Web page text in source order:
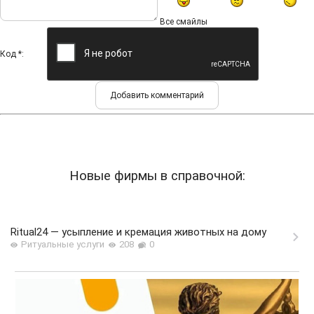
Все смайлы
Код *:
Новые фирмы в справочной:
Ritual24 — усыпление и кремация животных на дому
Ритуальные услуги 208 0